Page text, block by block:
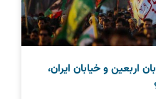
اربعین و خیابان ایران،